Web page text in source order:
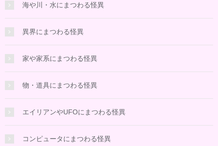
海や川・水にまつわる怪異
異界にまつわる怪異
家や家系にまつわる怪異
物・道具にまつわる怪異
エイリアンやUFOにまつわる怪異
コンピュータにまつわる怪異